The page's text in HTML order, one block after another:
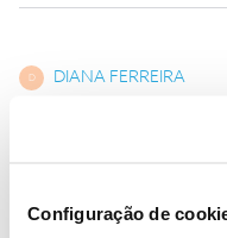
Configuração de
D DIANA FERREIRA
Sim! Já mandei Hj